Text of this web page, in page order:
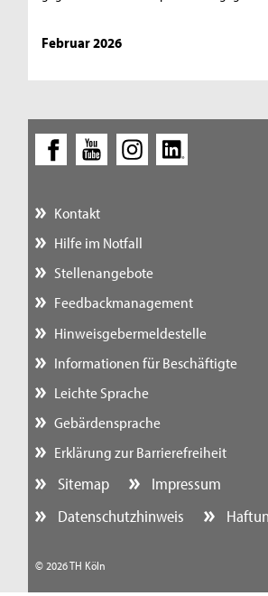
Februar 2026
Kontakt
Hilfe im Notfall
Stellenangebote
Feedbackmanagement
Hinweisgebermeldestelle
Informationen für Beschäftigte
Leichte Sprache
Gebärdensprache
Erklärung zur Barrierefreiheit
Sitemap
Impressum
Datenschutzhinweis
© 2026 TH Köln